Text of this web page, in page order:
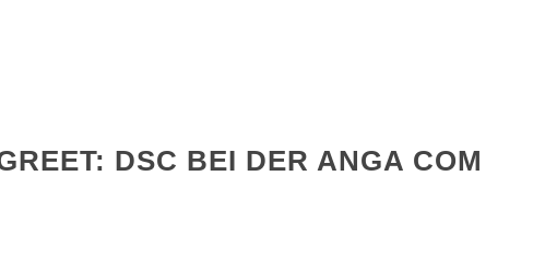
DSC BEI DER ANGA COM